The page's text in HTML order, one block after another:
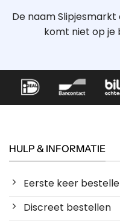
De naam
komt niet op je
HULP & INFORMATIE
Eerste keer
Discreet bestellen